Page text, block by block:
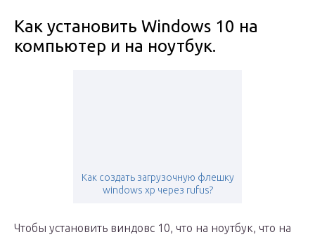
Как установить Windows 10 на
компьютер и на ноутбук.
Как создать загрузочную флешку
windows xp через rufus?
Чтобы установить виндовс 10, что на ноутбук, что на